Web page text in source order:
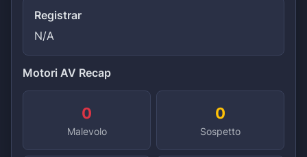
Registrar
N/A
Motori AV Recap
0
Malevolo
0
Sospetto